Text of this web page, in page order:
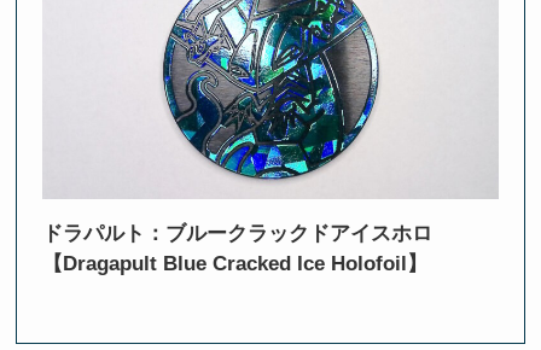
ドラパルト：ブルークラックドアイスホロ
【Dragapult Blue Cracked Ice Holofoil】